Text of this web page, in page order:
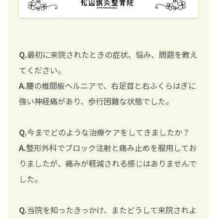
Q.最初に来院されたときの症状、悩み、問題を教え
てください。
A.腰の椎間板ヘルニアで、右足首と右ふくらはぎに
強い神経痛があり、歩行困難な状態でした。
Q.今までどのような治療ケアをしてきましたか？
A.整形外科でブロック注射と痛み止めを服用してお
りましたが、痛みが軽減される感じはありませんで
した。
Q.当院を知ったきっかけ、またどうして来院されよ